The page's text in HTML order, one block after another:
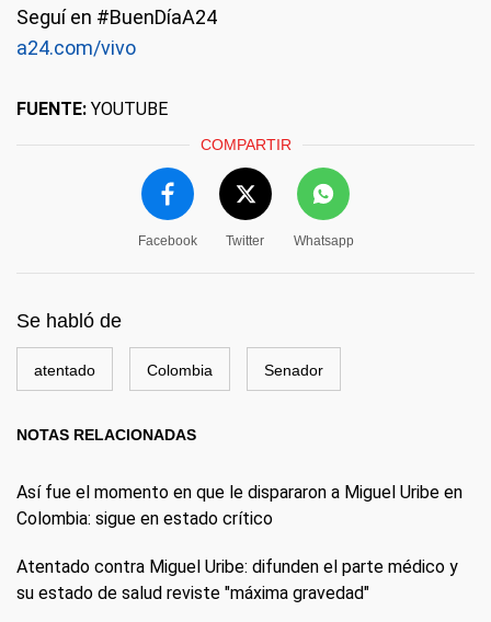
Seguí en #BuenDíaA24
a24.com/vivo
FUENTE: YOUTUBE
COMPARTIR
Facebook Twitter Whatsapp
Se habló de
atentado Colombia Senador
NOTAS RELACIONADAS
Así fue el momento en que le dispararon a Miguel Uribe en
Colombia: sigue en estado crítico
Atentado contra Miguel Uribe: difunden el parte médico y
su estado de salud reviste "máxima gravedad"